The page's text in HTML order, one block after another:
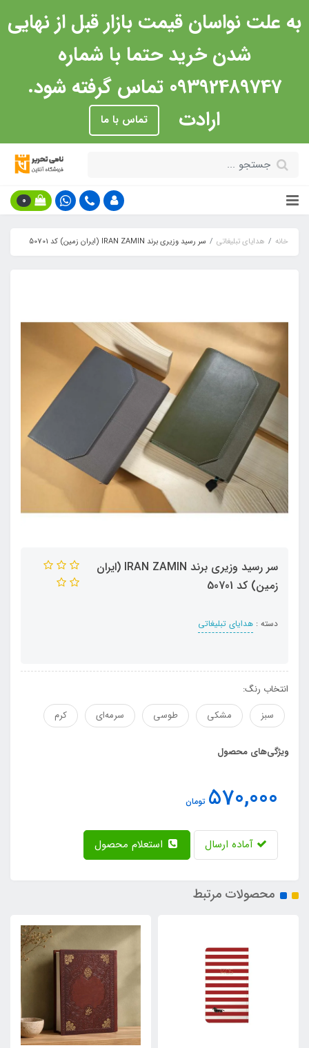
به علت نواسان قیمت بازار قبل از نهایی
شدن خرید حتما با شماره
09392489747 تماس گرفته شود.
ارادت
تماس با ما
0
خانه هدایای تبلیغاتی سر رسید وزیری برند IRAN ZAMIN (ایران زمین) کد 50701
سر رسید وزیری برند IRAN ZAMIN (ایران
زمین) کد 50701
دسته : هدایای تبلیغاتی
انتخاب رنگ:
سبز
مشکی طوسی سرمه‌ای کرم
ویژگی‌های محصول
570,000 تومان
آماده ارسال
محصولات مرتبط